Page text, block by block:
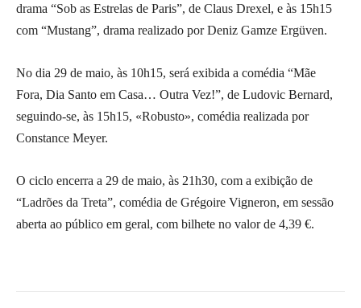
drama “Sob as Estrelas de Paris”, de Claus Drexel, e às 15h15
com “Mustang”, drama realizado por Deniz Gamze Ergüven.
No dia 29 de maio, às 10h15, será exibida a comédia “Mãe
Fora, Dia Santo em Casa… Outra Vez!”, de Ludovic Bernard,
seguindo-se, às 15h15, «Robusto», comédia realizada por
Constance Meyer.
O ciclo encerra a 29 de maio, às 21h30, com a exibição de
“Ladrões da Treta”, comédia de Grégoire Vigneron, em sessão
aberta ao público em geral, com bilhete no valor de 4,39 €.